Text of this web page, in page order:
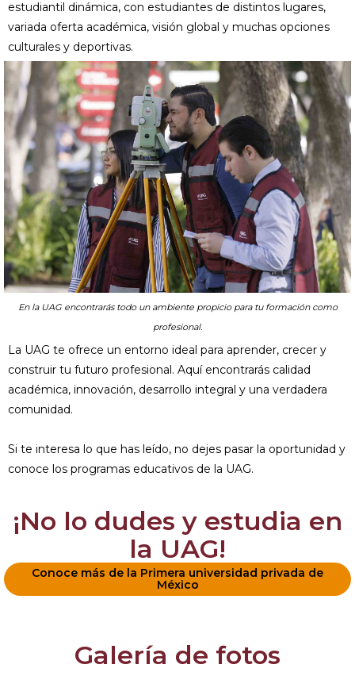
estudiantil dinámica, con estudiantes de distintos lugares,
variada oferta académica, visión global y muchas opciones
culturales y deportivas.
En la UAG encontrarás todo un ambiente propicio para tu formación como
profesional.
La UAG te ofrece un entorno ideal para aprender, crecer y
construir tu futuro profesional. Aquí encontrarás calidad
académica, innovación, desarrollo integral y una verdadera
comunidad.
Si te interesa lo que has leído, no dejes pasar la oportunidad y
conoce los programas educativos de la UAG.
¡No lo dudes y estudia en
la UAG!
Conoce más de la Primera universidad privada de
México
Galería de fotos